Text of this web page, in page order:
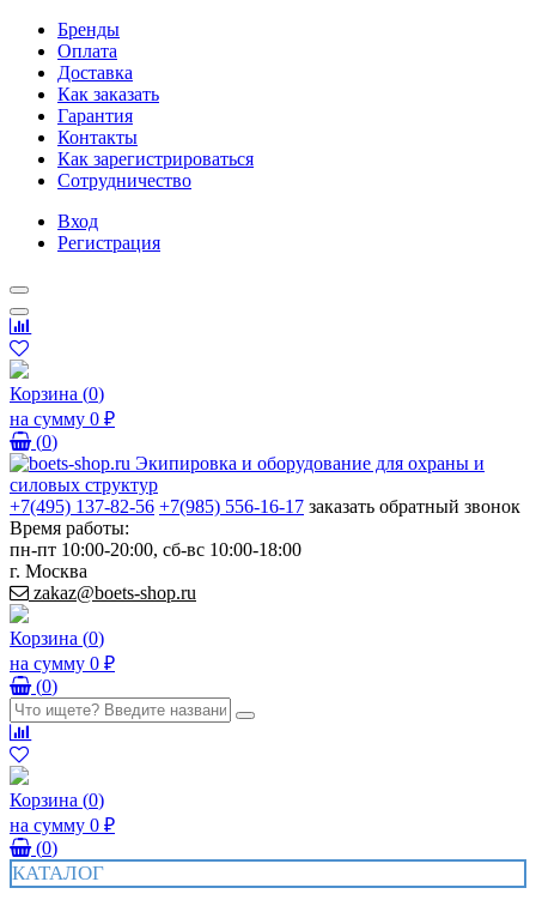
Бренды
Оплата
Доставка
Как заказать
Гарантия
Контакты
Как зарегистрироваться
Сотрудничество
Вход
Регистрация
Корзина (0)
на сумму 0 ₽
(0)
+7(495) 137-82-56 +7(985) 556-16-17 заказать обратный звонок
Время работы:
пн-пт 10:00-20:00, сб-вс 10:00-18:00
г. Москва
zakaz@boets-shop.ru
Корзина (0)
на сумму 0 ₽
(0)
Корзина (0)
на сумму 0 ₽
(0)
КАТАЛОГ